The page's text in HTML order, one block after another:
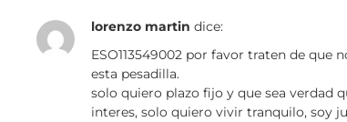
lorenzo martin dice:
ESO113549002 por favor traten de
esta pesadilla.
solo quiero plazo fijo y que sea verdad
interes, solo quiero vivir tranquilo, soy